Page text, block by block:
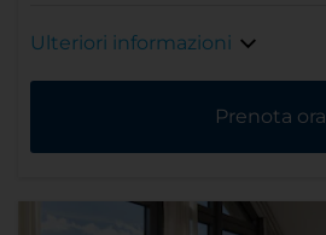
Ulteriori informazioni
Prenota ora